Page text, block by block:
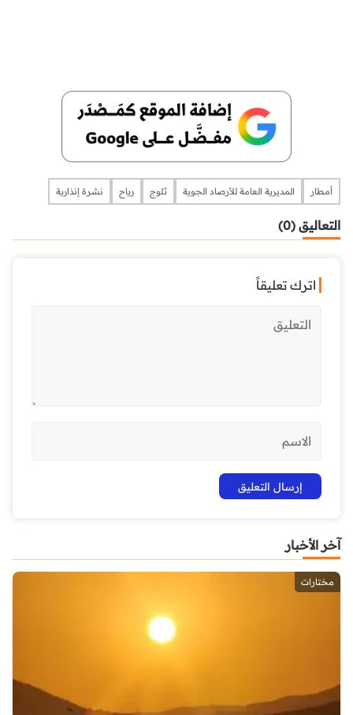
أمطار المديرية العامة للأرصاد الجوية ثلوج رياح نشرة إنذارية
التعاليق (0)
اترك تعليقاً
آخر الأخبار
مختارات